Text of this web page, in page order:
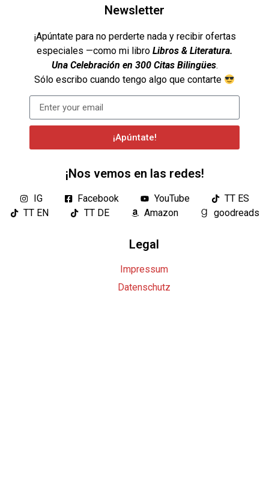
Newsletter
¡Apúntate para no perderte nada y recibir ofertas
especiales —como mi libro Libros & Literatura.
Una Celebración en 300 Citas Bilingües.
Sólo escribo cuando tengo algo que contarte
¡Apúntate!
¡Nos vemos en las redes!
IG Facebook YouTube
TT ES
TT EN
TT DE Amazon goodreads
Legal
Impressum
Datenschutz